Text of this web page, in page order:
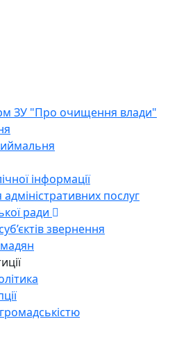
ЗУ "Про очищення влади"
інформації
послуг
ради
звернення